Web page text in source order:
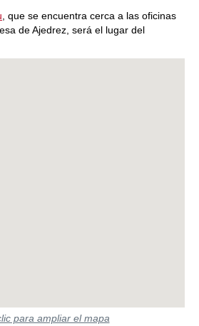
, que se encuentra cerca a las oficinas
de Ajedrez, será el lugar del
para ampliar el mapa